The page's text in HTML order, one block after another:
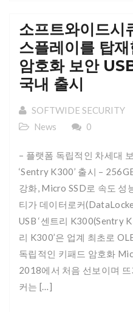
소프트와이드시
스플레이를 탑
암호화 보안
국내 출시
SOFTWIDE SECURITY
News
0
– 플랫폼 독립적인 차세대
‘Sentry K300’ 출시 –
강화, Micro SSD로 속도
티가 데이터로커
USB ‘센트리 K300(Sentry
리 K300’은 업계 최초로
독립적인 키패드 암호화
2018에서 처음 선보이며
커는 […]